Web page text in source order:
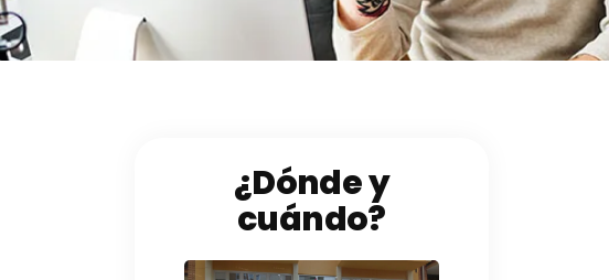
¿Dónde y
cuándo?